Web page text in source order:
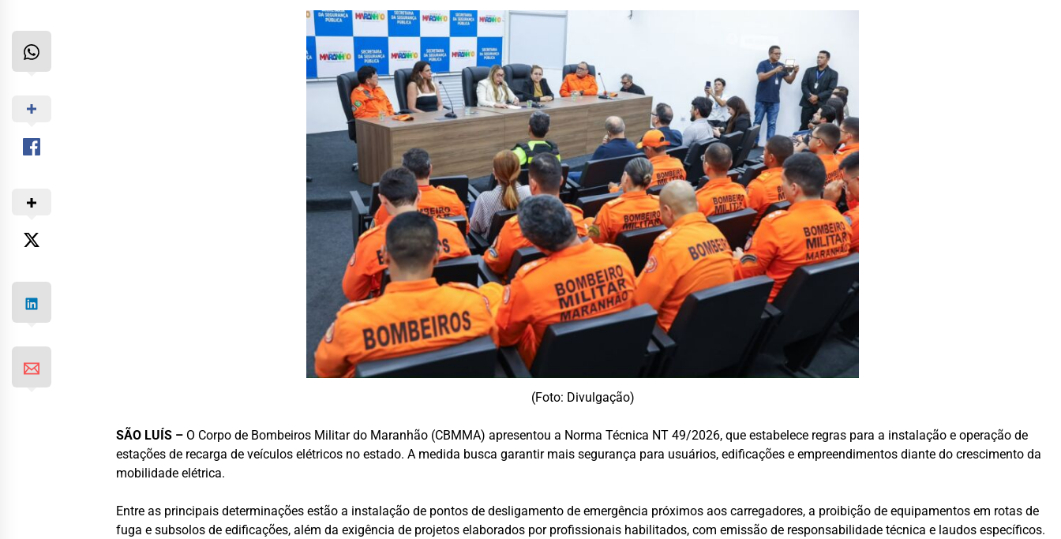
(Foto: Divulgação)
SÃO LUÍS – O Corpo de Bombeiros Militar do Maranhão (CBMMA) apresentou a Norma Técnica NT 49/2026, que estabelece regras para a instalação e operação de
estações de recarga de veículos elétricos no estado. A medida busca garantir mais segurança para usuários, edificações e empreendimentos diante do crescimento da
mobilidade elétrica.
Entre as principais determinações estão a instalação de pontos de desligamento de emergência próximos aos carregadores, a proibição de equipamentos em rotas de
fuga e subsolos de edificações, além da exigência de projetos elaborados por profissionais habilitados, com emissão de responsabilidade técnica e laudos específicos.